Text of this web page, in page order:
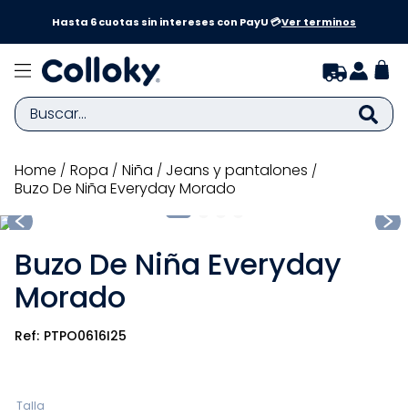
Hasta 6 cuotas sin intereses con PayU 💳Ver terminos
Buscar...
ropa niña
jeans y pantalones
Buzo De Niña Everyday Morado
Buzo De Niña Everyday
Morado
PTPO0616I25
Talla
TÉRMINOS MÁS BUSCADOS
1.
zapatillas niña
2.
3.
medias
4
sandalias